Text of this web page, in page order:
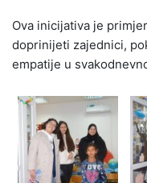
Ova inicijativa je
doprinijeti zajednici,
empatije u